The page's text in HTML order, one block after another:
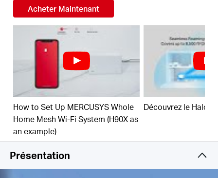
Couverture de toute la maison -
jusqu'à 800 m² avec WiFi haut débit, éliminant les
zones sans WiFi chez vous.†
Connectez plus de 150 appareils -
Fournissez des
connexions rapides et stables sur 150 appareils.†
Gérez facilement votre réseau -
l'application MERCUSYS pour configurer et
administrer rapidement votre WiFi.Vous pouvez
également gérer le temps et le contenu en ligne
de vos enfants.
Ports multi-gigabits 2,5 Gbit/s –
connexions filaires ultra-rapides.**
Acheter Maintenant
How to Set Up MERCUSYS Whole
Home Mesh Wi-Fi System (H90X as
an example)
Découvrez le Halo
Présentation